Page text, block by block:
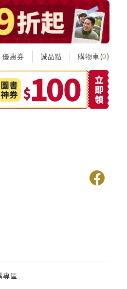
優惠券 誠品點 購物車(0)
專區